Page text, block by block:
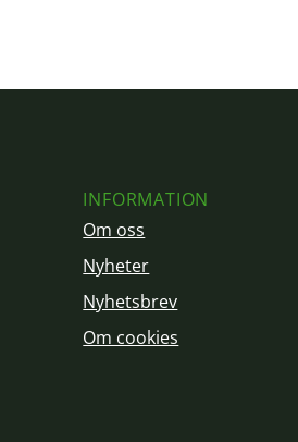
INFORMATION
Om oss
Nyheter
Nyhetsbrev
Om cookies